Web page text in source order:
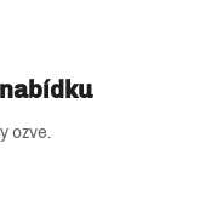
ozve.